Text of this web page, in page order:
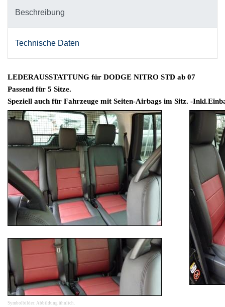
Beschreibung
Technische Daten
LEDERAUSSTATTUNG für DODGE NITRO STD ab 07
Passend für 5 Sitze.
Speziell auch für Fahrzeuge mit Seiten-Airbags im Sitz. -
Symbolbilder: Abbildung ühnlich.